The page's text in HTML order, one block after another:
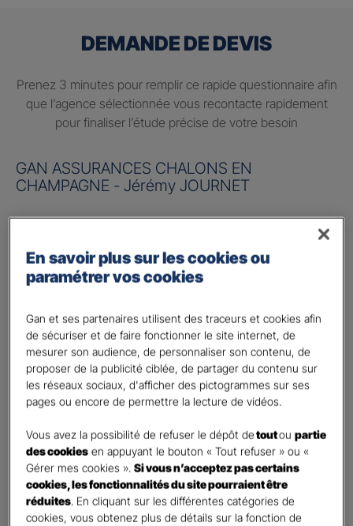
DEMANDE DE DEVIS
Prenez 3 minutes pour remplir ce rapide questionnaire afin
que l’agence sélectionnée vous recontacte rapidement
pour finaliser l’étude précise de votre besoin
GAN ASSURANCES CHALONS EN
CHAMPAGNE - Jérémy JOURNET
Nom de société (Raison sociale)*
Nombre de caractères restants : 50 caractères restants
Activité*
Indiquez l'activité professionnelle de votre entreprise
Nombre de caractères restants :9 caractères restants
Indiquez un montant annuel en euro, même approximatif.
La limite est de 9 caractères. Caractères restants : 9.
Code postal du risque*
En savoir plus sur les cookies ou
paramétrer vos cookies
Gan et ses partenaires utilisent des traceurs et cookies afin
de sécuriser et de faire fonctionner le site internet, de
mesurer son audience, de personnaliser son contenu, de
proposer de la publicité ciblée, de partager du contenu sur
les réseaux sociaux, d'afficher des pictogrammes sur ses
pages ou encore de permettre la lecture de vidéos.
Vous avez la possibilité de refuser le dépôt detoutoupartie
des cookies en appuyant le bouton « Tout refuser » ou «
Gérer mes cookies ».Si vous n’acceptez pas certains
cookies, les fonctionnalités du site pourraient être
réduites . En cliquant sur les différentes catégories de
cookies, vous obtenez plus de détails sur la fonction de